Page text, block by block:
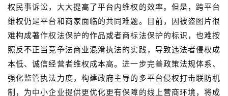
权民事诉讼，大大提高了平台内维权的效率。但是，跨平台
维权仍是平台和商家面临的共同难题。目前，因被盗图片很
难构成著作权法保护的作品或者商标法保护的标识，也难按
照反不正当竞争法商业混淆执法的实践，导致违法者侵权成
本低、诚信经营者维权成本高。进一步完善政策法规体系、
强化监管执法力度，构建政府主导的多平台侵权打击联防机
制，为中小企业提供更优化更有保障的线上营商环境，将成